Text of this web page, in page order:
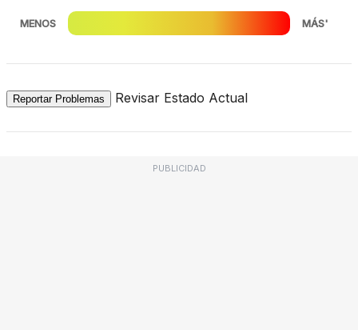
MENOS MÁS'
Reportar Problemas Revisar Estado Actual
PUBLICIDAD